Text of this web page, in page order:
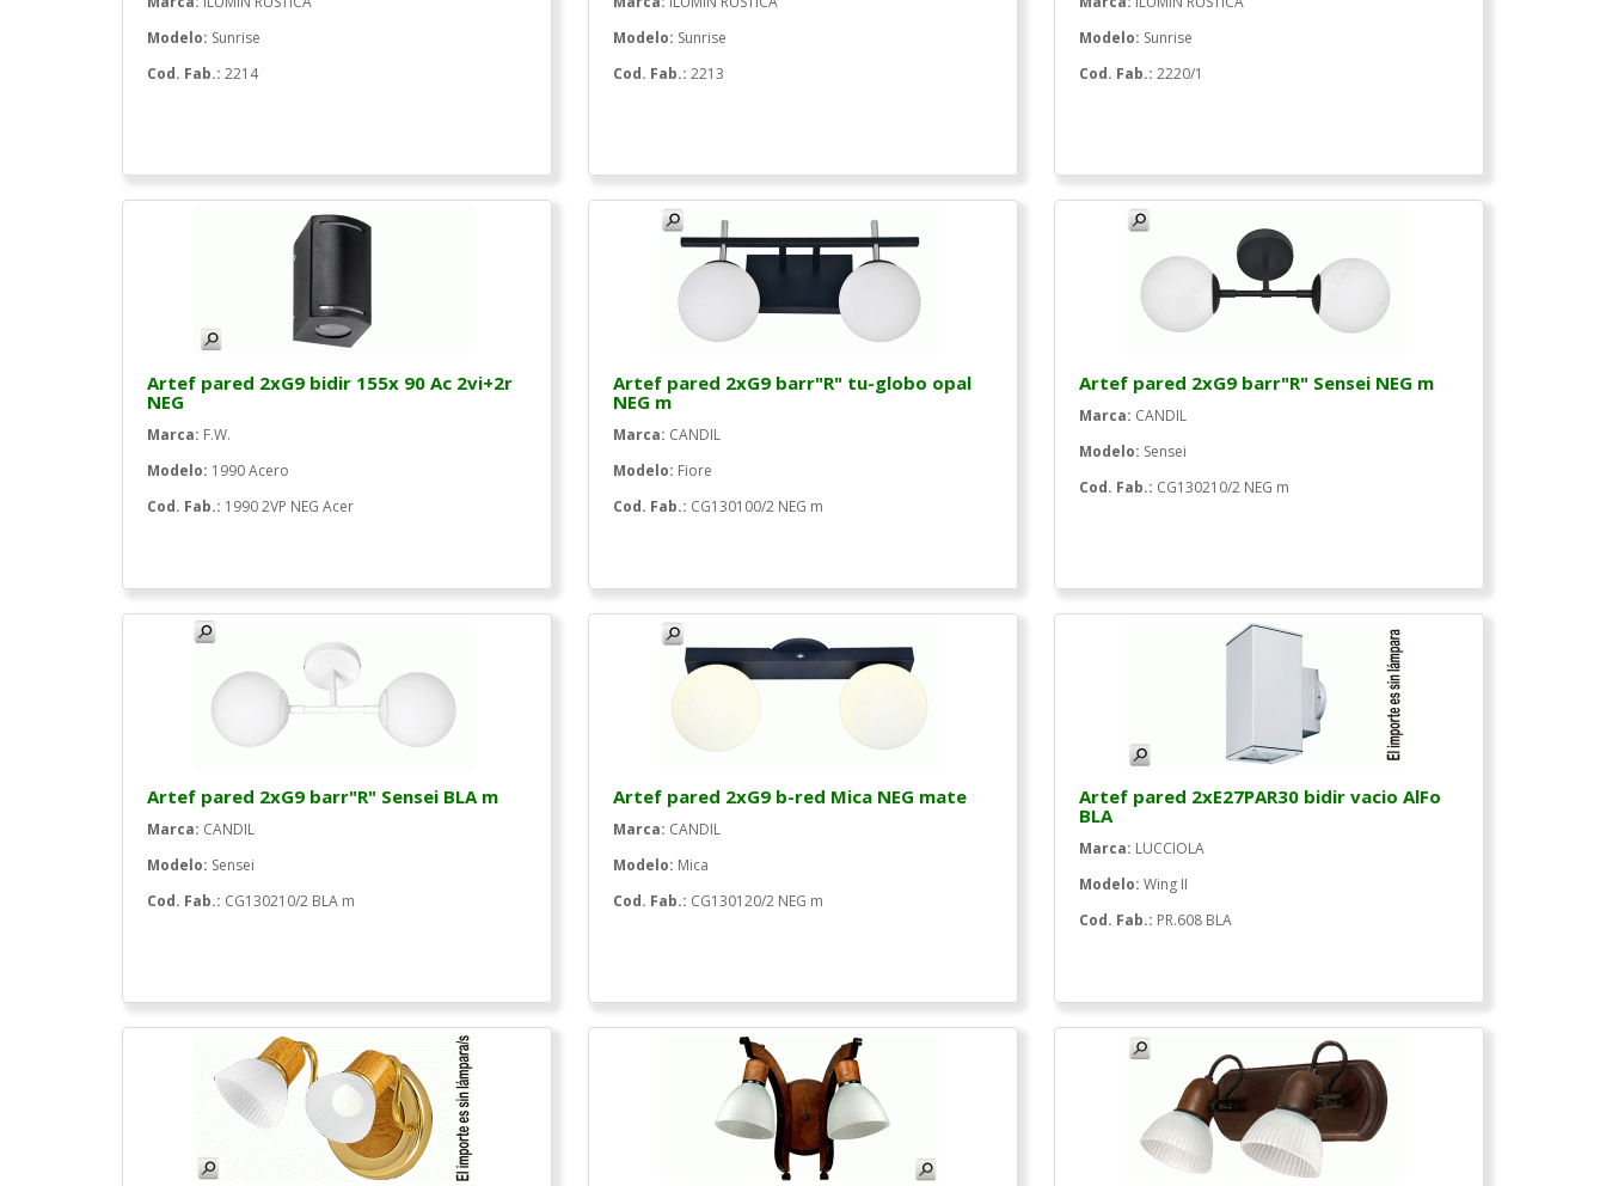
Modelo: Sunrise
Cod. Fab.: 2214
Modelo: Sunrise
Cod. Fab.: 2213
Modelo: Sunrise
Cod. Fab.: 2220/1
Artef pared 2xG9 bidir 155x 90 Ac 2vi+2r
NEG
Marca: F.W.
Modelo: 1990 Acero
Cod. Fab.: 1990 2VP NEG Acer
Artef pared 2xG9 barr"R" tu-globo opal
NEG m
Marca: CANDIL
Modelo: Fiore
Cod. Fab.: CG130100/2 NEG m
Artef pared 2xG9 barr"R" Sensei NEG m
Marca: CANDIL
Modelo: Sensei
Cod. Fab.: CG130210/2 NEG m
Artef pared 2xG9 barr"R" Sensei BLA m
Marca: CANDIL
Modelo: Sensei
Cod. Fab.: CG130210/2 BLA m
Artef pared 2xG9 b-red Mica NEG mate
Marca: CANDIL
Modelo: Mica
Cod. Fab.: CG130120/2 NEG m
Artef pared 2xE27PAR30 bidir vacio AlFo
BLA
Marca: LUCCIOLA
Modelo: Wing II
Cod. Fab.: PR.608 BLA